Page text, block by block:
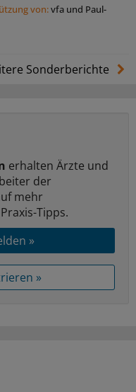
von:vfa und Paul-
Sonderberichte
erhalten Ärzte und
der
mehr
Tipps.
»
»